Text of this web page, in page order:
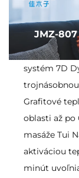
systém 7D
Grafitové
oblasti až
masáže Tui
aktiváciou
minút
JMZ-